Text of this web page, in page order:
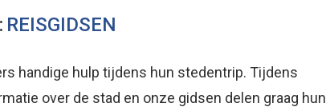
REISGIDSEN
handige hulp tijdens hun stedentrip. Tijdens
over de stad en onze gidsen delen graag hun